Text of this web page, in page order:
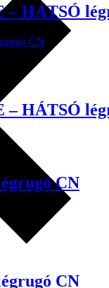
– HÁTSÓ
– HÁTSÓ
CN
CN